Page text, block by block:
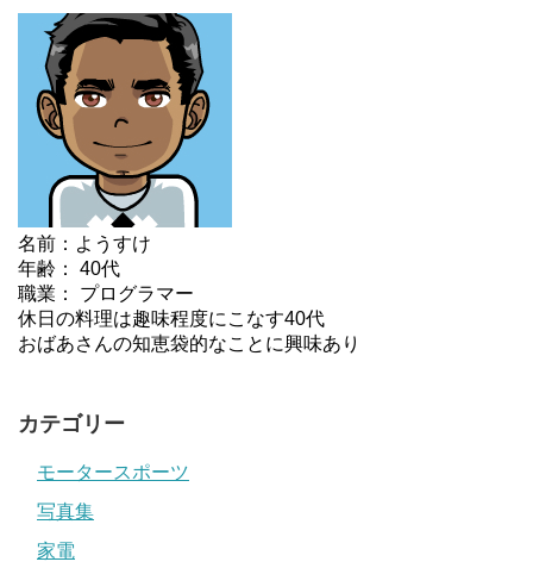
名前：ようすけ
年齢： 40代
職業： プログラマー
休日の料理は趣味程度にこなす40代
おばあさんの知恵袋的なことに興味あり
カテゴリー
モータースポーツ
写真集
家電